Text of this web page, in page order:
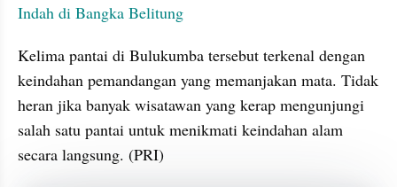
Indah di Bangka Belitung
Kelima pantai di Bulukumba tersebut terkenal dengan
keindahan pemandangan yang memanjakan mata. Tidak
heran jika banyak wisatawan yang kerap mengunjungi
salah satu pantai untuk menikmati keindahan alam
secara langsung. (PRI)